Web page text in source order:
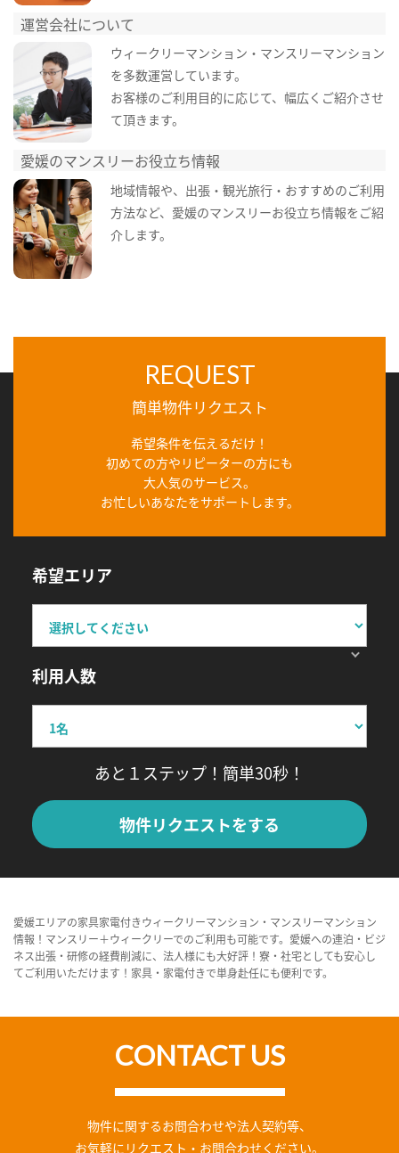
運営会社について
ウィークリーマンション・マンスリーマンション
を多数運営しています。
お客様のご利用目的に応じて、幅広くご紹介させ
て頂きます。
愛媛のマンスリーお役立ち情報
地域情報や、出張・観光旅行・おすすめのご利用
方法など、愛媛のマンスリーお役立ち情報をご紹
介します。
REQUEST
簡単物件リクエスト
希望条件を伝えるだけ！
初めての方やリピーターの方にも
大人気のサービス。
お忙しいあなたをサポートします。
希望エリア
利用人数
あと１ステップ！簡単30秒！
物件リクエストをする
愛媛エリアの家具家電付きウィークリーマンション・マンスリーマンション
情報！マンスリー＋ウィークリーでのご利用も可能です。愛媛への連泊・ビジ
ネス出張・研修の経費削減に、法人様にも大好評！寮・社宅としても安心し
てご利用いただけます！家具・家電付きで単身赴任にも便利です。
CONTACT US
物件に関するお問合わせや法人契約等、
お気軽にリクエスト・お問合わせください。